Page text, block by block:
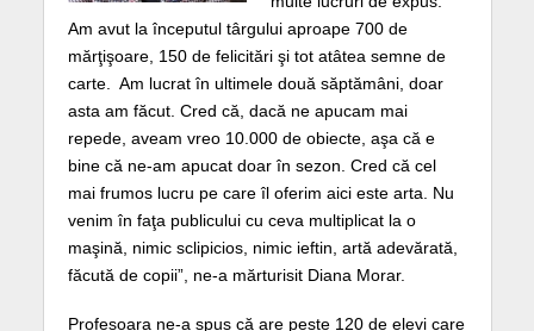
Am avut la începutul târgului aproape 700 de
mărţişoare, 150 de felicitări şi tot atâtea semne de
carte. Am lucrat în ultimele două săptămâni, doar
asta am făcut. Cred că, dacă ne apucam mai
repede, aveam vreo 10.000 de obiecte, aşa că e
bine că ne-am apucat doar în sezon. Cred că cel
mai frumos lucru pe care îl oferim aici este arta. Nu
venim în faţa publicului cu ceva multiplicat la o
maşină, nimic sclipicios, nimic ieftin, artă adevărată,
făcută de copii”, ne-a mărturisit Diana Morar.
Profesoara ne-a spus că are peste 120 de elevi care